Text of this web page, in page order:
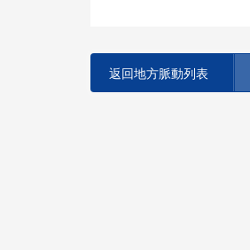
返回地方脈動列表